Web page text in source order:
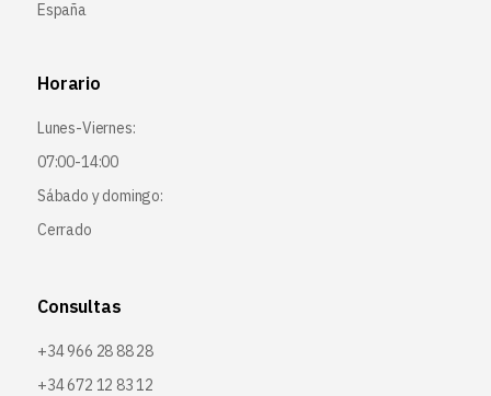
España
Horario
Lunes-Viernes:
07:00-14:00
Sábado y domingo:
Cerrado
Consultas
+34 966 28 88 28
+34 672 12 83 12